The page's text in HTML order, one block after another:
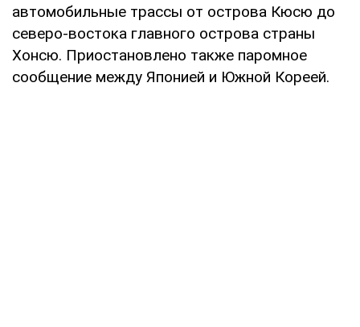
автомобильные трассы от острова Кюсю до
северо-востока главного острова страны
Хонсю. Приостановлено также паромное
сообщение между Японией и Южной Кореей.